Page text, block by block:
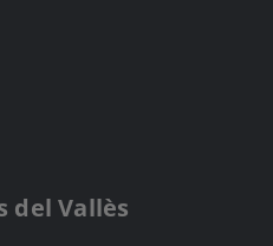
del Vallès